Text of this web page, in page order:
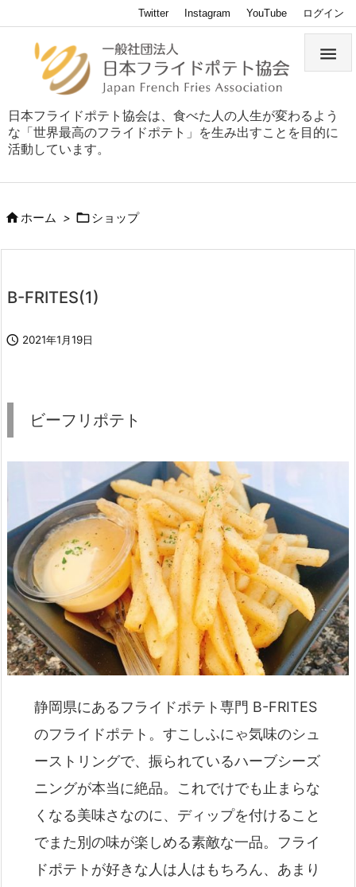
日本フライドポテト協会は、食べた人の人生が変わるよう
な「世界最高のフライドポテト」を生み出すことを目的に
活動しています。

Twitter Instagram YouTube ログイン
ホーム > ショップ
B-FRITES(1)
 2021年1月19日
ビーフリポテト
静岡県にあるフライドポテト専門 B-FRITES
のフライドポテト。すこしふにゃ気味のシュ
ーストリングで、振られているハーブシーズ
ニングが本当に絶品。これでけでも止まらな
くなる美味さなのに、ディップを付けること
でまた別の味が楽しめる素敵な一品。フライ
ドポテトが好きな人は人はもちろん、あまり